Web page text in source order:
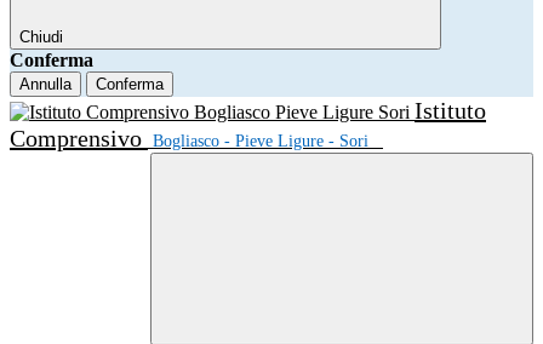
Chiudi
Conferma
Annulla Conferma
Istituto
Comprensivo Bogliasco - Pieve Ligure - Sori